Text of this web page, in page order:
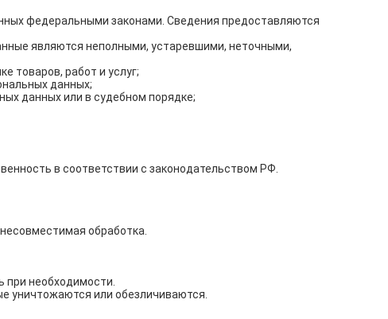
федеральными законами. Сведения предоставляются
являются неполными, устаревшими, неточными,
товаров, работ и услуг;
данных;
данных или в судебном порядке;
в соответствии с законодательством РФ.
обработка.
необходимости.
уничтожаются или обезличиваются.